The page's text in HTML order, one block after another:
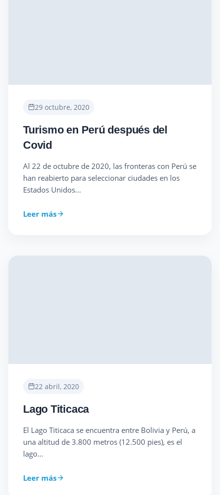
29 octubre, 2020
Turismo en Perú después del
Covid
Al 22 de octubre de 2020, las fronteras con Perú se
han reabierto para seleccionar ciudades en los
Estados Unidos...
Leer más
22 abril, 2020
Lago Titicaca
El Lago Titicaca se encuentra entre Bolivia y Perú, a
una altitud de 3.800 metros (12.500 pies), es el
lago...
Leer más